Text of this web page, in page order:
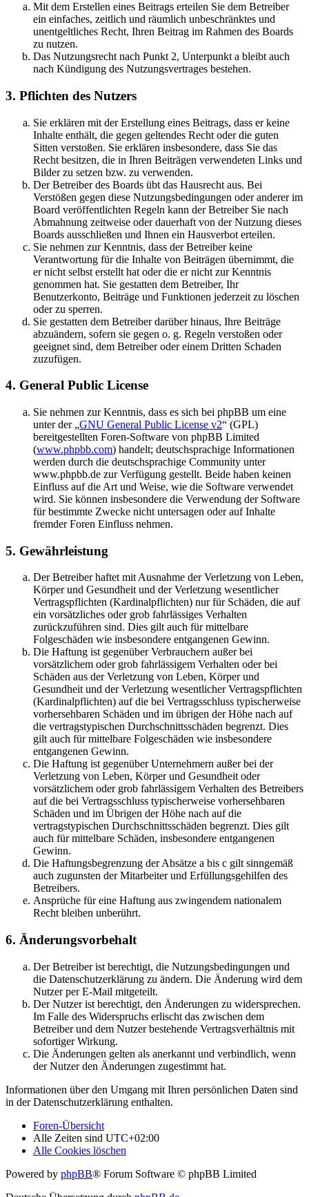
Mit dem Erstellen eines Beitrags erteilen Sie dem Betreiber
ein einfaches, zeitlich und räumlich unbeschränktes und
unentgeltliches Recht, Ihren Beitrag im Rahmen des Boards
zu nutzen.
Das Nutzungsrecht nach Punkt 2, Unterpunkt a bleibt auch
nach Kündigung des Nutzungsvertrages bestehen.
3. Pflichten des Nutzers
Sie erklären mit der Erstellung eines Beitrags, dass er keine
Inhalte enthält, die gegen geltendes Recht oder die guten
Sitten verstoßen. Sie erklären insbesondere, dass Sie das
Recht besitzen, die in Ihren Beiträgen verwendeten Links und
Bilder zu setzen bzw. zu verwenden.
Der Betreiber des Boards übt das Hausrecht aus. Bei
Verstößen gegen diese Nutzungsbedingungen oder anderer im
Board veröffentlichten Regeln kann der Betreiber Sie nach
Abmahnung zeitweise oder dauerhaft von der Nutzung dieses
Boards ausschließen und Ihnen ein Hausverbot erteilen.
Sie nehmen zur Kenntnis, dass der Betreiber keine
Verantwortung für die Inhalte von Beiträgen übernimmt, die
er nicht selbst erstellt hat oder die er nicht zur Kenntnis
genommen hat. Sie gestatten dem Betreiber, Ihr
Benutzerkonto, Beiträge und Funktionen jederzeit zu löschen
oder zu sperren.
Sie gestatten dem Betreiber darüber hinaus, Ihre Beiträge
abzuändern, sofern sie gegen o. g. Regeln verstoßen oder
geeignet sind, dem Betreiber oder einem Dritten Schaden
zuzufügen.
4. General Public License
Sie nehmen zur Kenntnis, dass es sich bei phpBB um eine
unter der „GNU General Public License v2“ (GPL)
bereitgestellten Foren-Software von phpBB Limited
(www.phpbb.com) handelt; deutschsprachige Informationen
werden durch die deutschsprachige Community unter
www.phpbb.de zur Verfügung gestellt. Beide haben keinen
Einfluss auf die Art und Weise, wie die Software verwendet
wird. Sie können insbesondere die Verwendung der Software
für bestimmte Zwecke nicht untersagen oder auf Inhalte
fremder Foren Einfluss nehmen.
5. Gewährleistung
Der Betreiber haftet mit Ausnahme der Verletzung von Leben,
Körper und Gesundheit und der Verletzung wesentlicher
Vertragspflichten (Kardinalpflichten) nur für Schäden, die auf
ein vorsätzliches oder grob fahrlässiges Verhalten
zurückzuführen sind. Dies gilt auch für mittelbare
Folgeschäden wie insbesondere entgangenen Gewinn.
Die Haftung ist gegenüber Verbrauchern außer bei
vorsätzlichem oder grob fahrlässigem Verhalten oder bei
Schäden aus der Verletzung von Leben, Körper und
Gesundheit und der Verletzung wesentlicher Vertragspflichten
(Kardinalpflichten) auf die bei Vertragsschluss typischerweise
vorhersehbaren Schäden und im übrigen der Höhe nach auf
die vertragstypischen Durchschnittsschäden begrenzt. Dies
gilt auch für mittelbare Folgeschäden wie insbesondere
entgangenen Gewinn.
Die Haftung ist gegenüber Unternehmern außer bei der
Verletzung von Leben, Körper und Gesundheit oder
vorsätzlichem oder grob fahrlässigem Verhalten des Betreibers
auf die bei Vertragsschluss typischerweise vorhersehbaren
Schäden und im Übrigen der Höhe nach auf die
vertragstypischen Durchschnittsschäden begrenzt. Dies gilt
auch für mittelbare Schäden, insbesondere entgangenen
Gewinn.
Die Haftungsbegrenzung der Absätze a bis c gilt sinngemäß
auch zugunsten der Mitarbeiter und Erfüllungsgehilfen des
Betreibers.
Ansprüche für eine Haftung aus zwingendem nationalem
Recht bleiben unberührt.
6. Änderungsvorbehalt
Der Betreiber ist berechtigt, die Nutzungsbedingungen und
die Datenschutzerklärung zu ändern. Die Änderung wird dem
Nutzer per E-Mail mitgeteilt.
Der Nutzer ist berechtigt, den Änderungen zu widersprechen.
Im Falle des Widerspruchs erlischt das zwischen dem
Betreiber und dem Nutzer bestehende Vertragsverhältnis mit
sofortiger Wirkung.
Die Änderungen gelten als anerkannt und verbindlich, wenn
der Nutzer den Änderungen zugestimmt hat.
Informationen über den Umgang mit Ihren persönlichen Daten sind
in der Datenschutzerklärung enthalten.
Foren-Übersicht
Alle Zeiten sind UTC+02:00
Alle Cookies löschen
Powered by phpBB® Forum Software © phpBB Limited